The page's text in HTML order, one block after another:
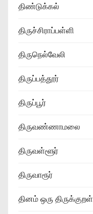
திண்டுக்கல்
திருச்சிராப்பள்ளி
திருநெல்வேலி
திருப்பத்தூர்
திருப்பூர்
திருவண்ணாமலை
திருவள்ளூர்
திருவாரூர்
தினம் ஒரு திருக்குறள்